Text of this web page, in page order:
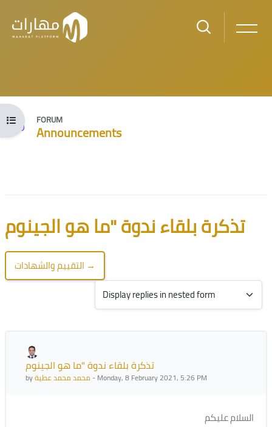
Skip to main content
FORUM
Announcements
Open course index
تذكرة بلقاء ندوة "ما هو الجينوم
التقييم والشهادات →
Display mode
تذكرة بلقاء ندوة "ما هو الجينوم
byمحمد محمد عطية -Monday, 8 February 2021, 5:26 PM
Number of replies: 0
السلام عليكم